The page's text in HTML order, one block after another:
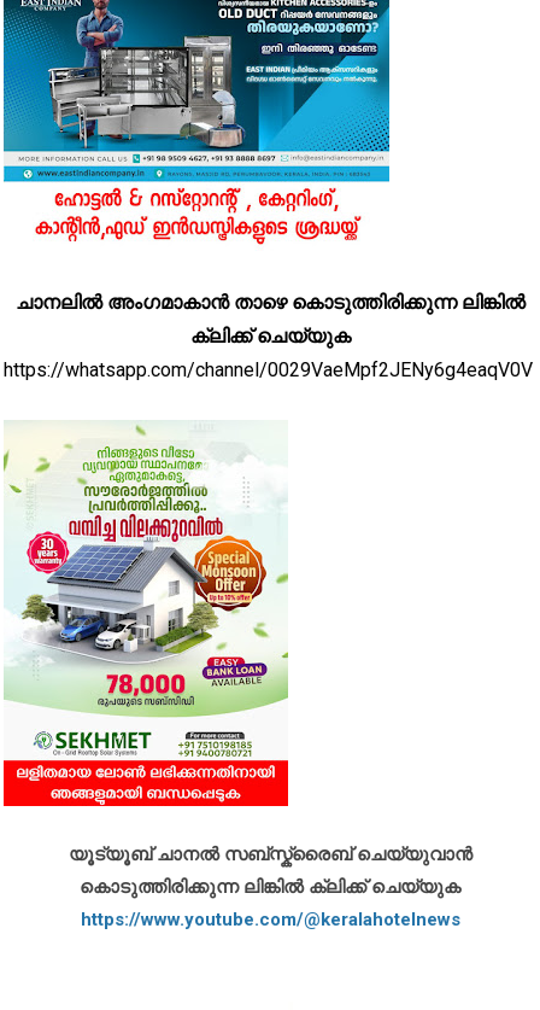
ചാനലിൽ അംഗമാകാൻ താഴെ കൊടുത്തിരിക്കുന്ന ലിങ്കിൽ
ക്ലിക്ക് ചെയ്യുക
https://whatsapp.com/channel/0029VaeMpf2JENy6g4eaqV0V
യൂട്യൂബ് ചാനൽ സബ്സ്ക്രൈബ് ചെയ്യുവാൻ
കൊടുത്തിരിക്കുന്ന ലിങ്കിൽ ക്ലിക്ക് ചെയ്യുക
https://www.youtube.com/@keralahotelnews